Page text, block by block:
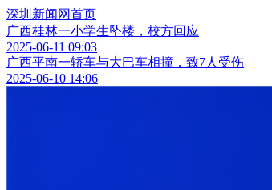
深圳新闻网首页
广西桂林一小学生坠楼，校方回应
2025-06-11 09:03
广西平南一轿车与大巴车相撞，致7人受伤
2025-06-10 14:06